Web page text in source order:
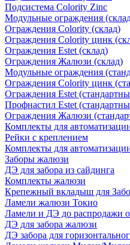
Подсистема Colority Zinc
Модульные ограждения
Ограждения Colority (склад)
Ограждения Colority цинк
Ограждения Estet (склад)
Ограждения Жалюзи (склад)
Модульные ограждения
Ограждения Colority цинк
Ограждения Estet
Профнастил Estet
Ограждения Жалюзи
Комплекты для
Рейки с креплением
Комплекты для
Заборы жалюзи
ДЭ для забора из сайдинга
Комплекты жалюзи
Крепежный вкладыш для
Ламели жалюзи Токио
Ламели и ДЭ до распродажи
ДЭ для забора жалюзи
ДЭ забора для